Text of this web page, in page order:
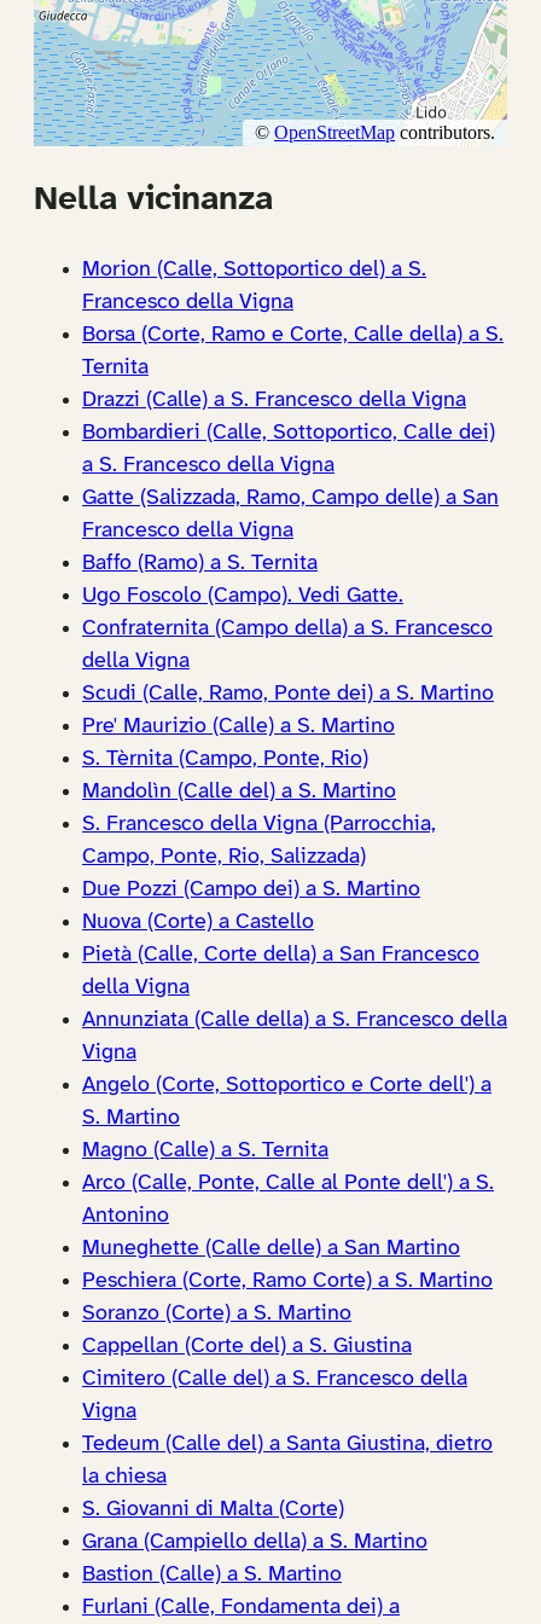
Nella vicinanza
Morion (Calle, Sottoportico del) a S.
Francesco della Vigna
Borsa (Corte, Ramo e Corte, Calle della) a S.
Ternita
Drazzi (Calle) a S. Francesco della Vigna
Bombardieri (Calle, Sottoportico, Calle dei)
a S. Francesco della Vigna
Gatte (Salizzada, Ramo, Campo delle) a San
Francesco della Vigna
Baffo (Ramo) a S. Ternita
Ugo Foscolo (Campo). Vedi Gatte.
Confraternita (Campo della) a S. Francesco
della Vigna
Scudi (Calle, Ramo, Ponte dei) a S. Martino
Pre' Maurizio (Calle) a S. Martino
S. Tèrnita (Campo, Ponte, Rio)
Mandolìn (Calle del) a S. Martino
S. Francesco della Vigna (Parrocchia,
Campo, Ponte, Rio, Salizzada)
Due Pozzi (Campo dei) a S. Martino
Nuova (Corte) a Castello
Pietà (Calle, Corte della) a San Francesco
della Vigna
Annunziata (Calle della) a S. Francesco della
Vigna
Angelo (Corte, Sottoportico e Corte dell') a
S. Martino
Magno (Calle) a S. Ternita
Arco (Calle, Ponte, Calle al Ponte dell') a S.
Antonino
Muneghette (Calle delle) a San Martino
Peschiera (Corte, Ramo Corte) a S. Martino
Soranzo (Corte) a S. Martino
Cappellan (Corte del) a S. Giustina
Cimitero (Calle del) a S. Francesco della
Vigna
Tedeum (Calle del) a Santa Giustina, dietro
la chiesa
S. Giovanni di Malta (Corte)
Grana (Campiello della) a S. Martino
Bastion (Calle) a S. Martino
Furlani (Calle, Fondamenta dei) a